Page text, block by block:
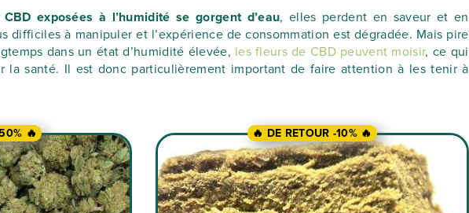
exposées à l’humidité se gorgent d’eau, elles perdent en saveur et en
difficiles à manipuler et l’expérience de consommation est dégradée. Mais pire
dans un état d’humidité élevée, les fleurs de CBD peuvent moisir, ce qui
la santé. Il est donc particulièrement important de faire attention à les tenir à
🔥 🔥 DE RETOUR -10% 🔥